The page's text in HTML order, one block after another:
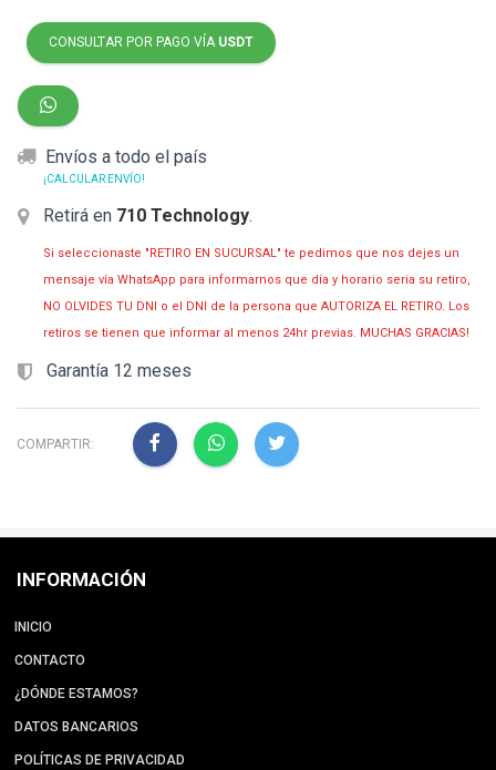
CONSULTAR POR PAGO VÍA USDT
Envíos a todo el país
¡CALCULAR ENVÍO!
Retirá en 710 Technology.
Si seleccionaste "RETIRO EN SUCURSAL" te pedimos que nos dejes un
mensaje vía WhatsApp para informarnos que día y horario seria su retiro,
NO OLVIDES TU DNI o el DNI de la persona que AUTORIZA EL RETIRO. Los
retiros se tienen que informar al menos 24hr previas. MUCHAS GRACIAS!
Garantía 12 meses
COMPARTIR:
INFORMACIÓN
INICIO
CONTACTO
¿DÓNDE ESTAMOS?
DATOS BANCARIOS
POLÍTICAS DE PRIVACIDAD